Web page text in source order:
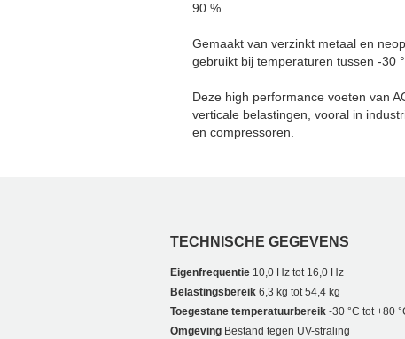
90 %.
Gemaakt van verzinkt metaal en
gebruikt bij temperaturen tussen -30
Deze high performance voeten van
verticale belastingen, vooral in
en compressoren.
TECHNISCHE GEGEVENS
Eigenfrequentie 10,0 Hz tot 16,0 Hz
Belastingsbereik 6,3 kg tot 54,4 kg
Toegestane temperatuurbereik -30 °C tot +80
Omgeving Bestand tegen UV-straling